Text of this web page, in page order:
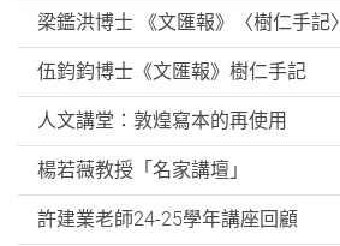
梁鑑洪博士 《文匯報》〈樹仁手記〉
伍鈞鈞博士《文匯報》樹仁手記
人文講堂：敦煌寫本的再使用
楊若薇教授「名家講壇」
許建業老師24-25學年講座回顧